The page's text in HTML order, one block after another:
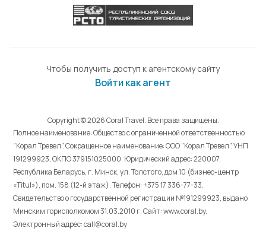
Чтобы получить доступ к агентскому сайту
Войти как агент
Copyright © 2026 Coral Travel. Все права защищены.
Полное наименование: Общество с ограниченной ответственностью
"Корал Тревел". Сокращенное наименование: ООО "Корал Тревел". УНП
191299923, ОКПО 379151025000. Юридический адрес: 220007,
Республика Беларусь, г. Минск, ул. Толстого, дом 10 (бизнес-центр
«Titul»), пом. 158 (12-й этаж). Телефон: +375 17 336-77-33.
Свидетельство о государственной регистрации №191299923, выдано
Минским горисполкомом 31.03.2010 г. Cайт: www.coral.by.
Электронный адрес: call@coral.by